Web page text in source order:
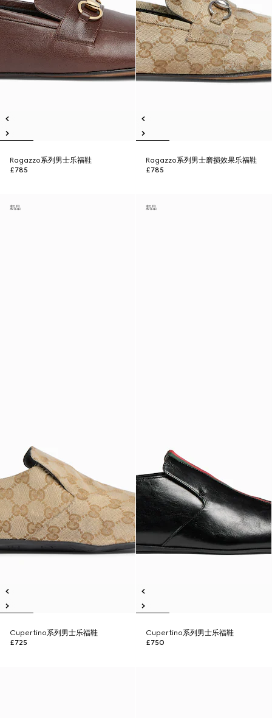
Ragazzo系列男士乐福鞋
£785
Ragazzo系列男士磨损效果乐福鞋
£785
新品
Cupertino系列男士乐福鞋
£725
新品
Cupertino系列男士乐福鞋
£750